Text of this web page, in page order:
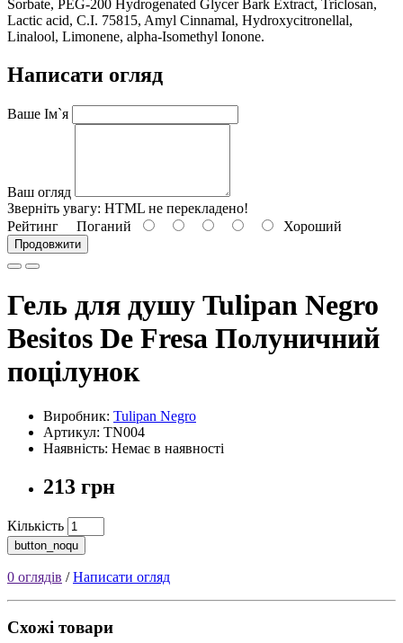
Sorbate, PEG-200 Hydrogenated Glycer Bark Extract, Triclosan,
Lactic acid, C.I. 75815, Amyl Cinnamal, Hydroxycitronellal,
Linalool, Limonene, alpha-Isomethyl Ionone.
Написати огляд
Ваше Ім`я
Ваш огляд
Зверніть увагу: HTML не перекладено!
Рейтинг Поганий Хороший
Продовжити
Гель для душу Tulipan Negro
Besitos De Fresa Полуничний
поцілунок
Виробник: Tulipan Negro
Артикул: TN004
Наявність: Немає в наявності
213 грн
Кількість
button_noqu
0 оглядів /Написати огляд
Схожі товари